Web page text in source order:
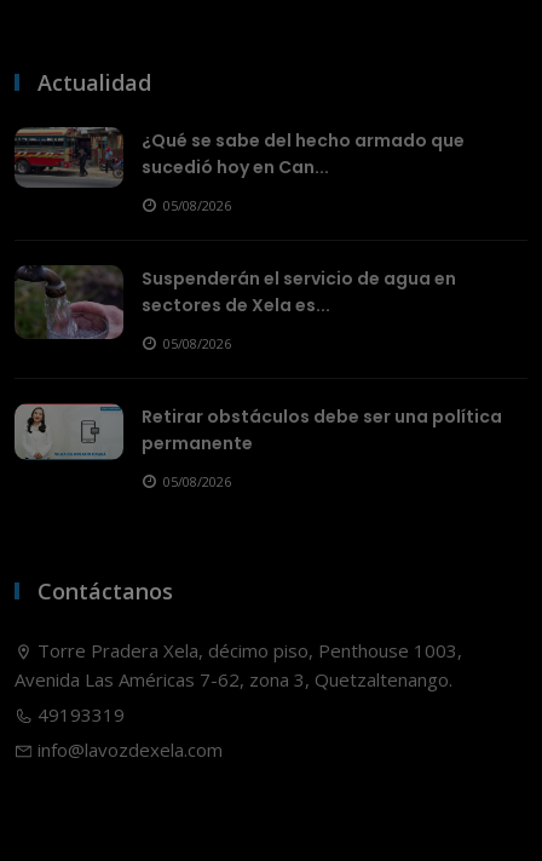
Actualidad
¿Qué se sabe del hecho armado que
sucedió hoy en Can...
05/08/2026
Suspenderán el servicio de agua en
sectores de Xela es...
05/08/2026
Retirar obstáculos debe ser una política
permanente
05/08/2026
Contáctanos
Torre Pradera Xela, décimo piso, Penthouse 1003,
Avenida Las Américas 7-62, zona 3, Quetzaltenango.
49193319
info@lavozdexela.com